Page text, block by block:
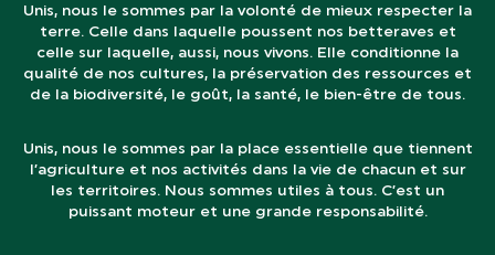
Unis, nous le sommes par la volonté de mieux respecter la
terre. Celle dans laquelle poussent nos betteraves et
celle sur laquelle, aussi, nous vivons. Elle conditionne la
qualité de nos cultures, la préservation des ressources et
de la biodiversité, le goût, la santé, le bien-être de tous.
Unis, nous le sommes par la place essentielle que tiennent
l’agriculture et nos activités dans la vie de chacun et sur
les territoires. Nous sommes utiles à tous. C’est un
puissant moteur et une grande responsabilité.